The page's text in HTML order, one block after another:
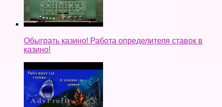
Обыграть казино! Работа определителя ставок в
казино!